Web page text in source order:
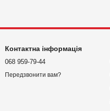
Контактна інформація
068 959-79-44
Передзвонити вам?